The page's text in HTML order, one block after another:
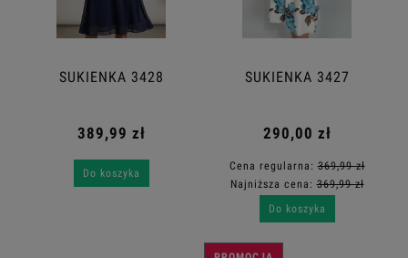
SUKIENKA 3428
389,99 zł
Do koszyka
SUKIENKA 3427
290,00 zł
Cena regularna:369,99 zł
Najniższa cena:369,99 zł
Do koszyka